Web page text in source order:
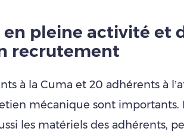
pleine activité et
recrutement
à la Cuma et 20 adhérents à
mécanique sont importants.
les matériels des adhérents,